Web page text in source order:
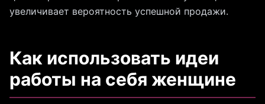
увеличивает вероятность успешной продажи.
Как использовать идеи
работы на себя женщине